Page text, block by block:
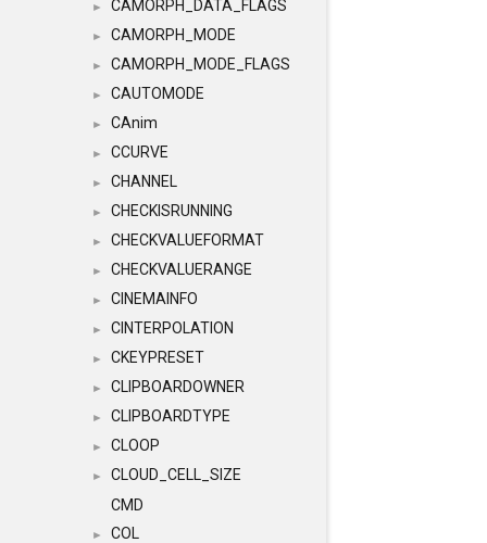
► CAMORPH_DATA_FLAGS
► CAMORPH_MODE
► CAMORPH_MODE_FLAGS
► CAUTOMODE
► CAnim
► CCURVE
► CHANNEL
► CHECKISRUNNING
► CHECKVALUEFORMAT
► CHECKVALUERANGE
► CINEMAINFO
► CINTERPOLATION
► CKEYPRESET
► CLIPBOARDOWNER
► CLIPBOARDTYPE
► CLOOP
►
CLOUD_CELL_SIZE
CMD
►
COL